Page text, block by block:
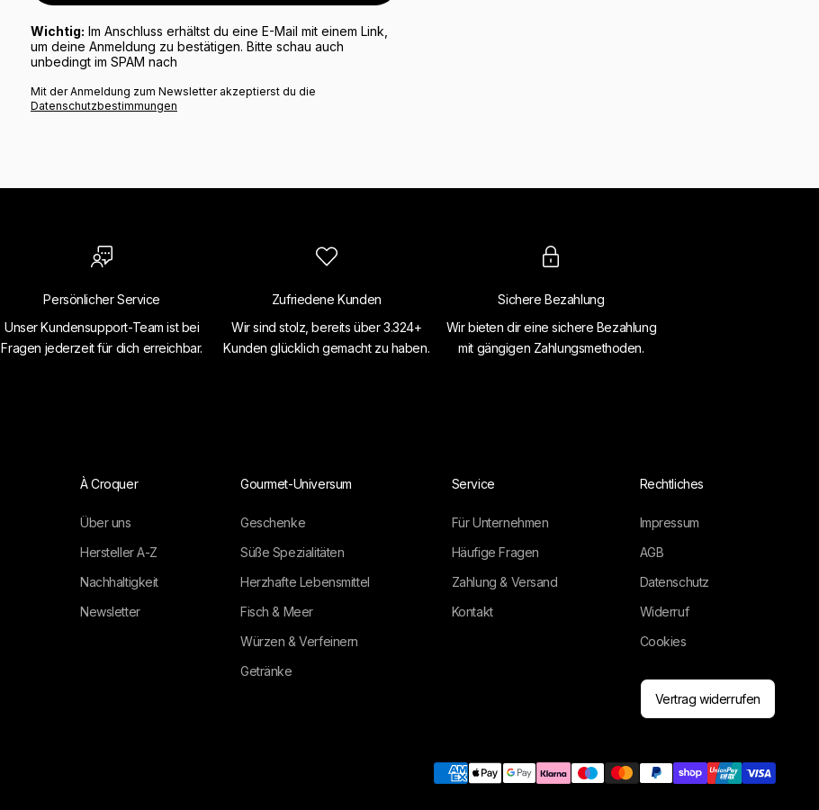
Wichtig: Im Anschluss erhältst du eine E-Mail mit einem Link,
um deine Anmeldung zu bestätigen. Bitte schau auch
unbedingt im SPAM nach
Mit der Anmeldung zum Newsletter akzeptierst du die
Datenschutzbestimmungen
Persönlicher Service
Unser Kundensupport-Team ist bei
Fragen jederzeit für dich erreichbar.
Zufriedene Kunden
Wir sind stolz, bereits über 3.324+
Kunden glücklich gemacht zu haben.
Sichere Bezahlung
Wir bieten dir eine sichere Bezahlung
mit gängigen Zahlungsmethoden.
À Croquer
Über uns
Hersteller A-Z
Nachhaltigkeit
Newsletter
Gourmet-Universum
Geschenke
Süße Spezialitäten
Herzhafte Lebensmittel
Fisch & Meer
Würzen & Verfeinern
Getränke
Service
Für Unternehmen
Häufige Fragen
Zahlung & Versand
Kontakt
Rechtliches
Impressum
AGB
Datenschutz
Widerruf
Cookies
Vertrag widerrufen